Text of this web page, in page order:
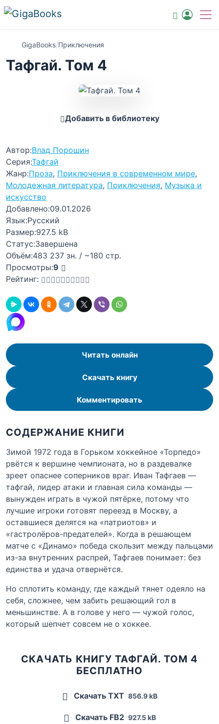
GigaBooks/Приключения
Тафгай. Том 4
Добавить в библиотеку
Автор:Влад Порошин
Серия:Тафгай
Жанр:Проза, Приключения в современном мире,
Молодежная литература, Приключения, Музыка и
искусство
Добавлено:09.01.2026
Язык:Русский
Размер:927.5 kB
Статус:Завершена
Объём:483 237 зн. / ~180 стр.
Просмотры:9
Рейтинг:
Читать онлайн
Скачать книгу
Комментировать
СОДЕРЖАНИЕ КНИГИ
Зимой 1972 года в Горьком хоккейное «Торпедо»
рвётся к вершине чемпионата, но в раздевалке
зреет опаснее соперников враг. Иван Тафгаев —
тафгай, лидер атаки и главная сила команды —
вынужден играть в чужой пятёрке, потому что
лучшие игроки готовят переезд в Москву, а
оставшиеся делятся на «патриотов» и
«гастролёров-предателей». Когда в решающем
матче с «Динамо» победа скользит между пальцами
из-за внутренних распрей, Тафгаев понимает: без
единства и удача отвернётся.
Но сплотить команду, где каждый тянет одеяло на
себя, сложнее, чем забить решающий гол в
меньшинстве. А в голове у него — чужой голос,
который шепчет совсем не о хоккее.
СКАЧАТЬ КНИГУ ТАФГАЙ. ТОМ 4
БЕСПЛАТНО
Скачать TXT 856.9 kB
Скачать FB2 927.5 kB